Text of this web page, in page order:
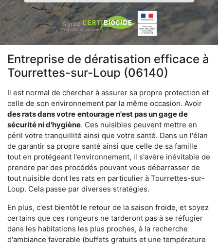
Entreprise de dératisation efficace à
Tourrettes-sur-Loup (06140)
Il est normal de chercher à assurer sa propre protection et
celle de son environnement par la même occasion. Avoir
des rats dans votre entourage n'est pas un gage de
sécurité ni d'hygiène. Ces nuisibles peuvent mettre en
péril votre tranquillité ainsi que votre santé. Dans un l'élan
de garantir sa propre santé ainsi que celle de sa famille
tout en protégeant l'environnement, il s'avère inévitable de
prendre par des procédés pouvant vous débarrasser de
tout nuisible dont les rats en particulier à Tourrettes-sur-
Loup. Cela passe par diverses stratégies.
En plus, c'est bientôt le retour de la saison froide, et soyez
certains que ces rongeurs ne tarderont pas à se réfugier
dans les habitations les plus proches, à la recherche
d'ambiance favorable (buffets gratuits et une température